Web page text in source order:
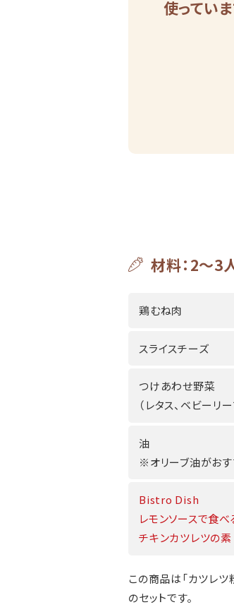
使っていま
材料：2～3
鶏むね肉
スライスチーズ
つけあわせ野菜
（レタス、ベビーリー
油
※オリーブ油がお
Bistro Dish
レモンソースで食べ
チキンカツレツの素
この商品は「カツレツ
のセットです。